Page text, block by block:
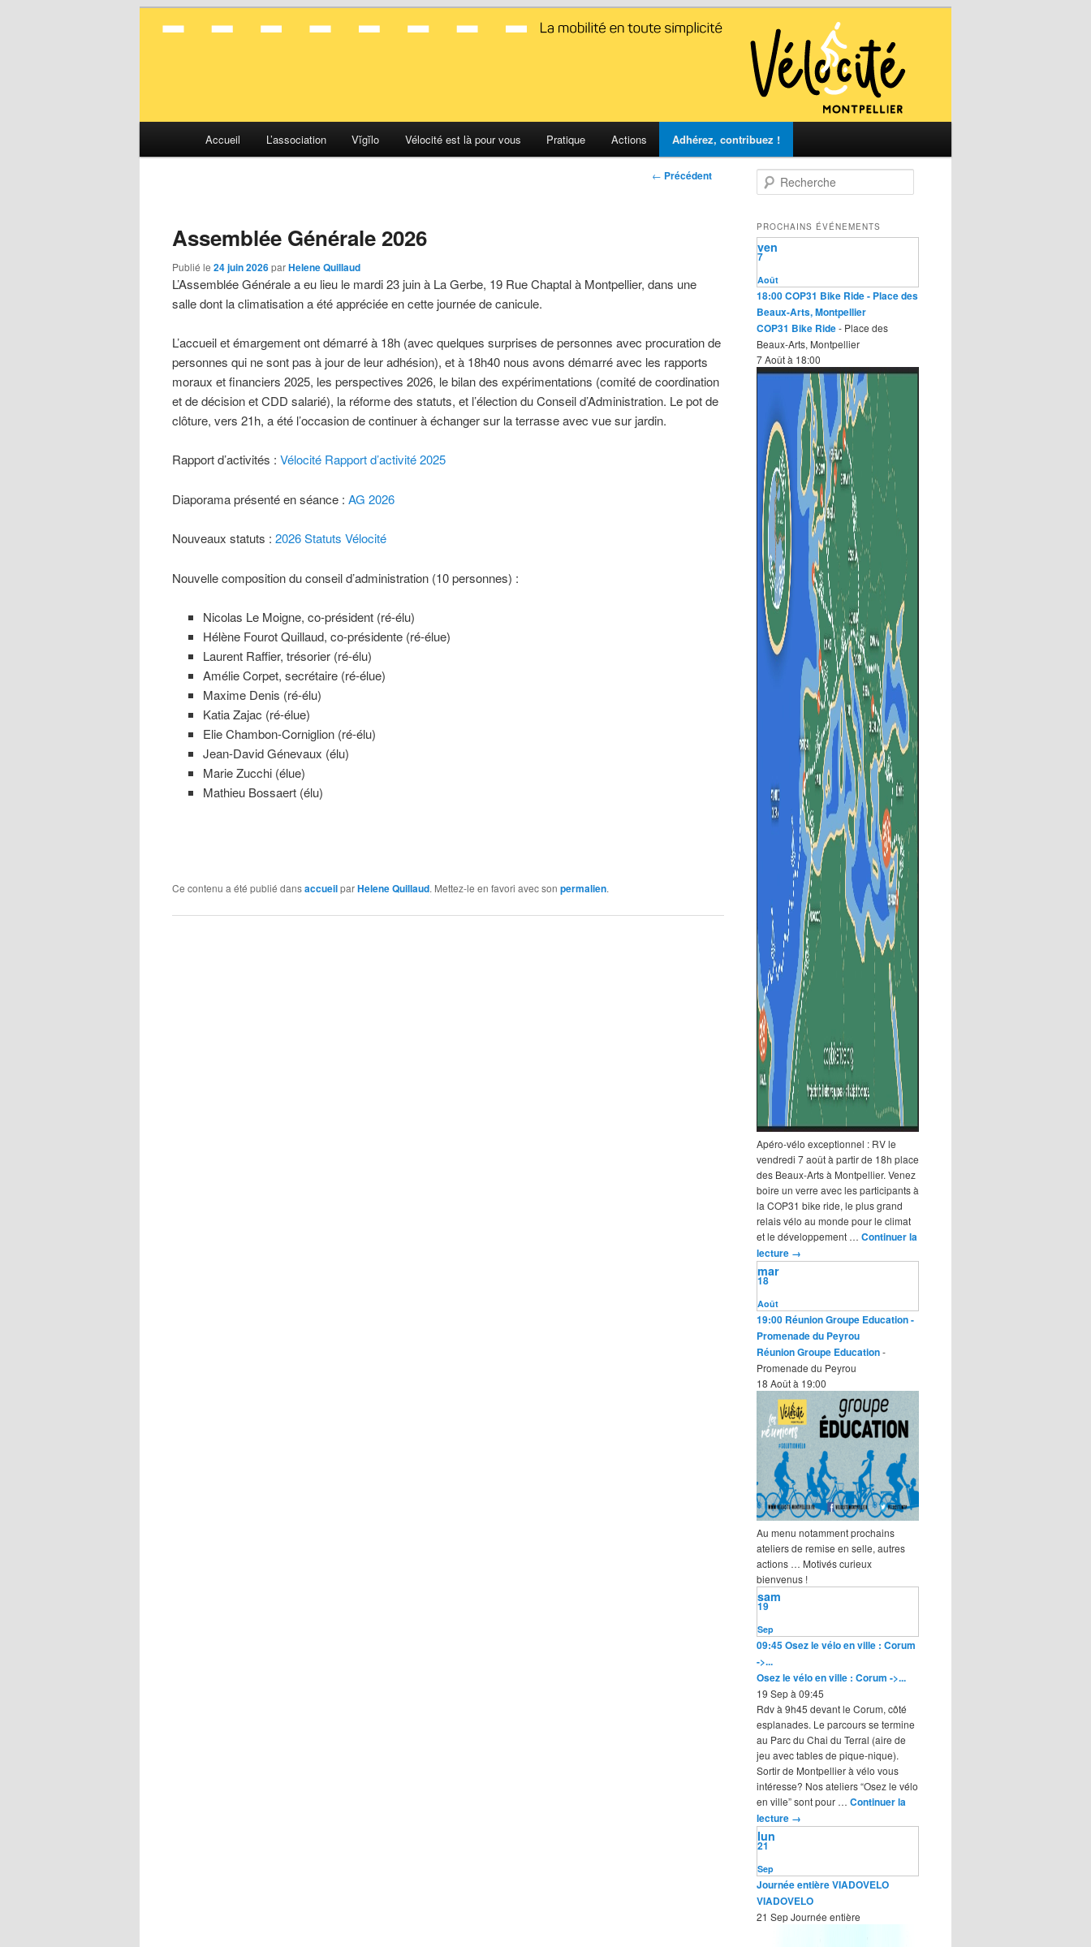
Aller
principal
Aller
secondaire
Accueil L’association Vĭgĭlo Vélocité est là pour vous Pratique Actions Adhérez, contribuez !
Navigation
← Précédent
Assemblée Générale 2026
Publié le 24 juin 2026parHelene Quillaud
L’Assemblée Générale a eu lieu le mardi 23 juin à La Gerbe, 19 Rue Chaptal à Montpellier, dans une
salle dont la climatisation a été appréciée en cette journée de canicule.
L’accueil et émargement ont démarré à 18h (avec quelques surprises de personnes avec procuration de
personnes qui ne sont pas à jour de leur adhésion), et à 18h40 nous avons démarré avec les rapports
moraux et financiers 2025, les perspectives 2026, le bilan des expérimentations (comité de coordination
et de décision et CDD salarié), la réforme des statuts, et l’élection du Conseil d’Administration. Le pot de
clôture, vers 21h, a été l’occasion de continuer à échanger sur la terrasse avec vue sur jardin.
Rapport d’activités : Vélocité Rapport d’activité 2025
Diaporama présenté en séance : AG 2026
Nouveaux statuts : 2026 Statuts Vélocité
Nouvelle composition du conseil d’administration (10 personnes) :
Nicolas Le Moigne, co-président (ré-élu)
Hélène Fourot Quillaud, co-présidente (ré-élue)
Laurent Raffier, trésorier (ré-élu)
Amélie Corpet, secrétaire (ré-élue)
Maxime Denis (ré-élu)
Katia Zajac (ré-élue)
Elie Chambon-Corniglion (ré-élu)
Jean-David Génevaux (élu)
Marie Zucchi (élue)
Mathieu Bossaert (élu)
Ce contenu a été publié dansaccueilparHelene Quillaud. Mettez-le en favori avec son permalien.
e
h
e
r
h
e
PROCHAINS ÉVÉNEMENTS
Août
7
ven
18:00COP31 Bike Ride- Place des
Beaux-Arts, Montpellier
COP31 Bike Ride- Place des
Beaux-Arts, Montpellier
7 Août à 18:00
Apéro-vélo exceptionnel : RV le
vendredi 7 août à partir de 18h place
des Beaux-Arts à Montpellier. Venez
boire un verre avec les participants à
la COP31 bike ride, le plus grand
relais vélo au monde pour le climat
et le développement … Continuer la
lecture →
Août
18
mar
19:00 Réunion Groupe Education-
Promenade du Peyrou
Réunion Groupe Education-
Promenade du Peyrou
18 Août à 19:00
Au menu notamment prochains
ateliers de remise en selle, autres
actions … Motivés curieux
bienvenus !
Sep
19
sam
09:45Osez le vélo en ville : Corum
->...
Osez le vélo en ville : Corum ->...
19 Sep à 09:45
Rdv à 9h45 devant le Corum, côté
esplanades. Le parcours se termine
au Parc du Chai du Terral (aire de
jeu avec tables de pique-nique).
Sortir de Montpellier à vélo vous
intéresse? Nos ateliers “Osez le vélo
en ville” sont pour … Continuer la
lecture →
Sep
21
lun
Journée entièreVIADOVELO
VIADOVELO
21 SepJournée entière